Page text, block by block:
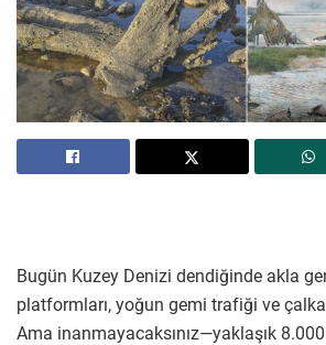
Bugün Kuzey Denizi dendiğinde akla
platformları, yoğun gemi trafiği ve
Ama inanmayacaksınız—yaklaşık 8.000